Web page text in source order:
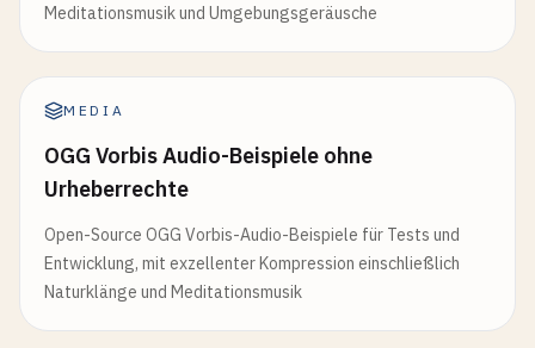
Meditationsmusik und Umgebungsgeräusche
MEDIA
OGG Vorbis Audio-Beispiele ohne
Urheberrechte
Open-Source OGG Vorbis-Audio-Beispiele für Tests und
Entwicklung, mit exzellenter Kompression einschließlich
Naturklänge und Meditationsmusik